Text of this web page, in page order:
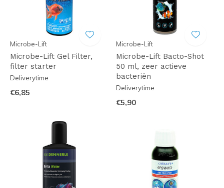
Microbe-Lift
Microbe-Lift Gel Filter,
filter starter
Deliverytime
€6,85
Microbe-Lift
Microbe-Lift Bacto-Shot
50 ml, zeer actieve
bacteriën
Deliverytime
€5,90